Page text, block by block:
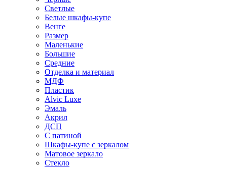
Светлые
Белые шкафы-купе
Венге
Размер
Маленькие
Большие
Средние
Отделка и материал
МДФ
Пластик
Alvic Luxe
Эмаль
Акрил
ДСП
С патиной
Шкафы-купе с зеркалом
Матовое зеркало
Стекло